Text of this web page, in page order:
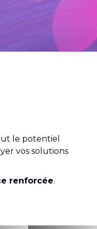
le potentiel
vos solutions
renforcée.
ar
g
a
c